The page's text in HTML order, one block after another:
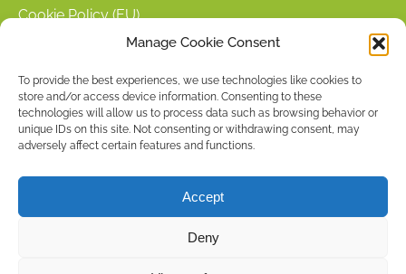
Manage Cookie Consent
To provide the best experiences, we use technologies like cookies to
store and/or access device information. Consenting to these
technologies will allow us to process data such as browsing behavior or
unique IDs on this site. Not consenting or withdrawing consent, may
adversely affect certain features and functions.
Accept
Deny
Cookie Policy (EU)
Mein Konto
Warenkorb
Zahlungsarten